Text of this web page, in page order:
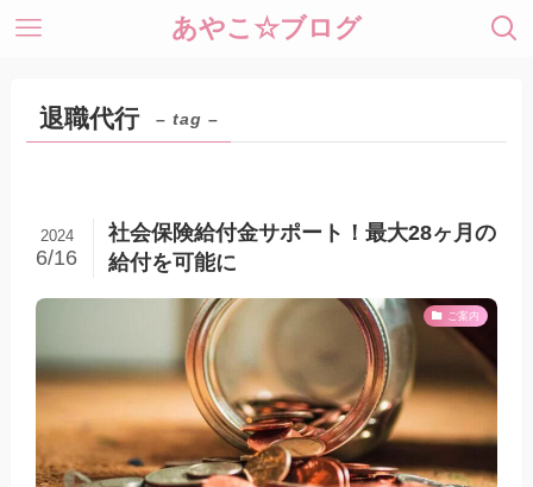
あやこ☆ブログ
退職代行 – tag –
社会保険給付金サポート！最大28ヶ月の
給付を可能に
2024
6/16
ご案内